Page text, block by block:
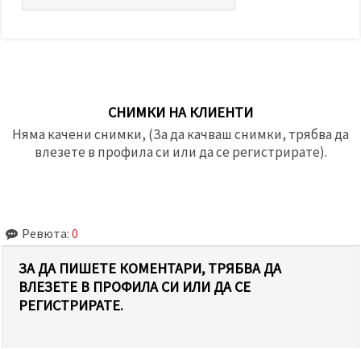
СНИМКИ НА КЛИЕНТИ
Няма качени снимки, (За да качваш снимки, трябва да
влезете в профила си или да се регистрирате).
Ревюта: 0
ЗА ДА ПИШЕТЕ КОМЕНТАРИ, ТРЯБВА ДА
ВЛЕЗЕТЕ В ПРОФИЛА СИ ИЛИ ДА СЕ
РЕГИСТРИРАТЕ.